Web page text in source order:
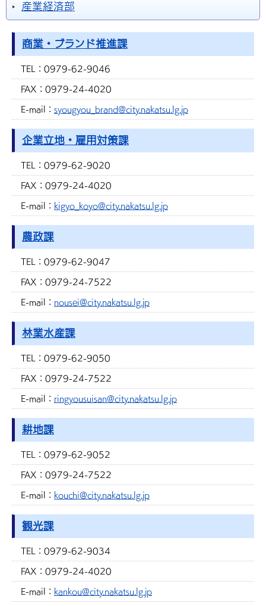
産業経済部
商業・ブランド推進課
TEL： 0979-62-9046
FAX： 0979-24-4020
E-mail： syougyou_brand@city.nakatsu.lg.jp
企業立地・雇用対策課
TEL： 0979-62-9020
FAX： 0979-24-4020
E-mail： kigyo_koyo@city.nakatsu.lg.jp
農政課
TEL： 0979-62-9047
FAX： 0979-24-7522
E-mail： nousei@city.nakatsu.lg.jp
林業水産課
TEL： 0979-62-9050
FAX： 0979-24-7522
E-mail： ringyousuisan@city.nakatsu.lg.jp
耕地課
TEL： 0979-62-9052
FAX： 0979-24-7522
E-mail： kouchi@city.nakatsu.lg.jp
観光課
TEL： 0979-62-9034
FAX： 0979-24-4020
E-mail： kankou@city.nakatsu.lg.jp